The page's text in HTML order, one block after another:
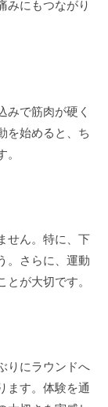
みにもつながり
みで筋肉が硬く
を始めると、ち
せん。特に、下
。さらに、運動
が大切です。
りにラウンドへ
ます。体験を通